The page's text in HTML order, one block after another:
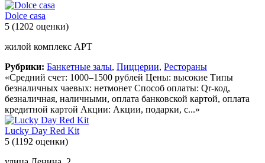
Dolce casa
5 (1202 оценки)
жилой комплекс АРТ
Рубрики: Банкетные залы, Пиццерии, Рестораны
«Средний счет: 1000–1500 рублей Цены: высокие Типы
безналичных чаевых: нетмонет Способ оплаты: Qr-код,
безналичная, наличными, оплата банковской картой, оплата
кредитной картой Акции: Акции, подарки, с...»
Lucky Day Red Kit
5 (1192 оценки)